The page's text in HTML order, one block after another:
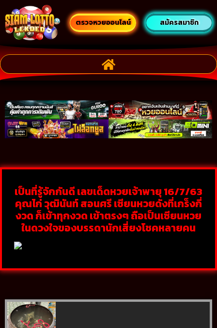
ตรวจหวยออนไลน์ สมัครสมาชิก
เป็นที่รู้จักกันดี เลขเด็ดหวยเจ้าพายุ 16/7/63
คุณไก่ วุฒินันท์ สอนศรี เซียนหวยดังที่เกร็งกี่
งวด ก็เข้าทุกงวด เข้าตรงๆ ถือเป็นเซียนหวย
ในดวงใจของบรรดานักเสี่ยงโชคหลายคน